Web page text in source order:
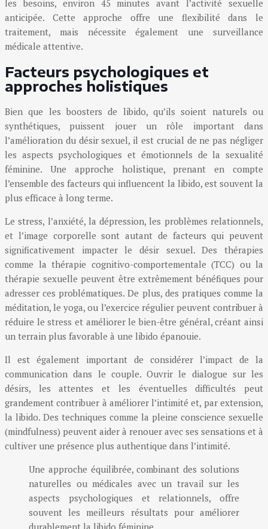
les besoins, environ 45 minutes avant l’activité sexuelle
anticipée. Cette approche offre une flexibilité dans le
traitement, mais nécessite également une surveillance
médicale attentive.
Facteurs psychologiques et
approches holistiques
Bien que les boosters de libido, qu’ils soient naturels ou
synthétiques, puissent jouer un rôle important dans
l’amélioration du désir sexuel, il est crucial de ne pas négliger
les aspects psychologiques et émotionnels de la sexualité
féminine. Une approche holistique, prenant en compte
l’ensemble des facteurs qui influencent la libido, est souvent la
plus efficace à long terme.
Le stress, l’anxiété, la dépression, les problèmes relationnels,
et l’image corporelle sont autant de facteurs qui peuvent
significativement impacter le désir sexuel. Des thérapies
comme la thérapie cognitivo-comportementale (TCC) ou la
thérapie sexuelle peuvent être extrêmement bénéfiques pour
adresser ces problématiques. De plus, des pratiques comme la
méditation, le yoga, ou l’exercice régulier peuvent contribuer à
réduire le stress et améliorer le bien-être général, créant ainsi
un terrain plus favorable à une libido épanouie.
Il est également important de considérer l’impact de la
communication dans le couple. Ouvrir le dialogue sur les
désirs, les attentes et les éventuelles difficultés peut
grandement contribuer à améliorer l’intimité et, par extension,
la libido. Des techniques comme la pleine conscience sexuelle
(mindfulness) peuvent aider à renouer avec ses sensations et à
cultiver une présence plus authentique dans l’intimité.
Une approche équilibrée, combinant des solutions
naturelles ou médicales avec un travail sur les
aspects psychologiques et relationnels, offre
souvent les meilleurs résultats pour améliorer